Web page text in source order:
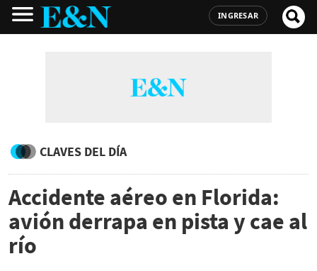
INGRESAR
CLAVES DEL DÍA
Accidente aéreo en Florida:
avión derrapa en pista y cae al
río